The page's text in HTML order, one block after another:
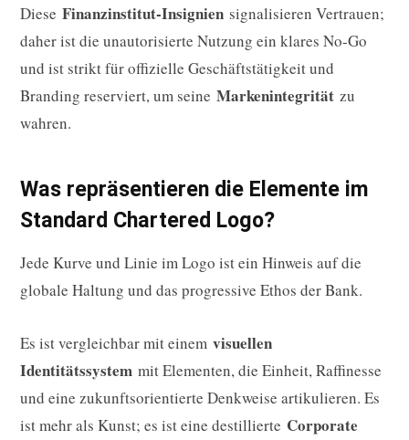
Diese Finanzinstitut-Insignien signalisieren Vertrauen;
daher ist die unautorisierte Nutzung ein klares No-Go
und ist strikt für offizielle Geschäftstätigkeit und
Branding reserviert, um seine Markenintegrität zu
wahren.
Was repräsentieren die Elemente im
Standard Chartered Logo?
Jede Kurve und Linie im Logo ist ein Hinweis auf die
globale Haltung und das progressive Ethos der Bank.
Es ist vergleichbar mit einem visuellen
Identitätssystem mit Elementen, die Einheit, Raffinesse
und eine zukunftsorientierte Denkweise artikulieren. Es
ist mehr als Kunst; es ist eine destillierte Corporate